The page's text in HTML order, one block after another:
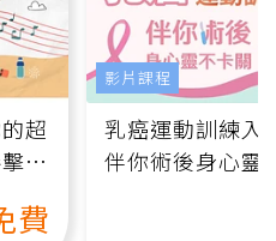
超
有
費
乳癌運動訓練入
伴你術後身心靈
影片課程